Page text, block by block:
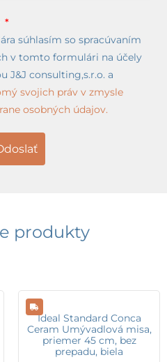
súhlasím so spracúvaním
v tomto formulári na účely
J&J consulting,s.r.o. a
svojich práv v zmysle
osobných údajov.
produkty
Ideal Standard Conca
Ceram Umývadlová misa,
priemer 45 cm, bez
prepadu, biela